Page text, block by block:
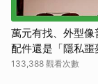
萬元有找、外型
配件還是「隱私噩
133,388 觀看次數